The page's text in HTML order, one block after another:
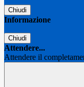
Chiudi
Informazione
Chiudi
Attendere...
Attendere il